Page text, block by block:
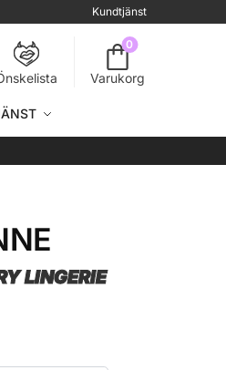
Kundtjänst
0
Varukorg
LINGERIE